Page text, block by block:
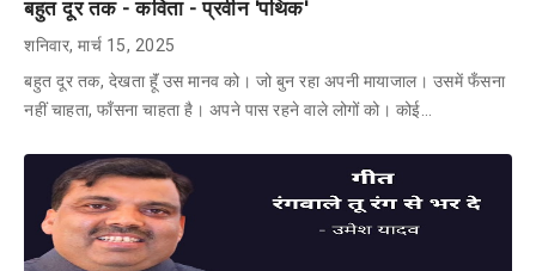
बहुत दूर तक - कविता - प्रवीन 'पथिक'
शनिवार, मार्च 15, 2025
बहुत दूर तक, देखता हूॅं उस मानव को। जो बुन रहा अपनी मायाजाल। उसमें फँसना
नहीं चाहता, फाँसना चाहता है। अपने पास रहने वाले लोगों को। कोई…